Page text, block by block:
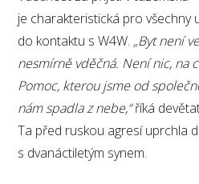
je charakteristická pro všechny
do kontaktu s W4W. „Byt není
nesmírně vděčná. Není nic, na
Pomoc, kterou jsme od
nám spadla z nebe,“říká
Ta před ruskou agresí uprchla
s dvanáctiletým synem.